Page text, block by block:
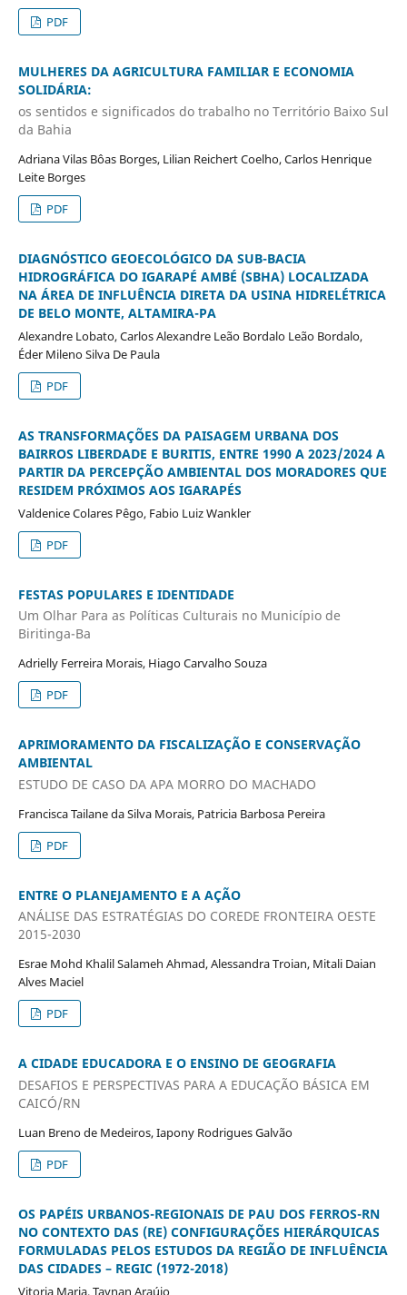
PDF
MULHERES DA AGRICULTURA FAMILIAR E ECONOMIA
SOLIDÁRIA:
os sentidos e significados do trabalho no Território Baixo Sul
da Bahia
Adriana Vilas Bôas Borges, Lilian Reichert Coelho, Carlos Henrique
Leite Borges
PDF
DIAGNÓSTICO GEOECOLÓGICO DA SUB-BACIA
HIDROGRÁFICA DO IGARAPÉ AMBÉ (SBHA) LOCALIZADA
NA ÁREA DE INFLUÊNCIA DIRETA DA USINA HIDRELÉTRICA
DE BELO MONTE, ALTAMIRA-PA
Alexandre Lobato, Carlos Alexandre Leão Bordalo Leão Bordalo,
Éder Mileno Silva De Paula
PDF
AS TRANSFORMAÇÕES DA PAISAGEM URBANA DOS
BAIRROS LIBERDADE E BURITIS, ENTRE 1990 A 2023/2024 A
PARTIR DA PERCEPÇÃO AMBIENTAL DOS MORADORES QUE
RESIDEM PRÓXIMOS AOS IGARAPÉS
Valdenice Colares Pêgo, Fabio Luiz Wankler
PDF
FESTAS POPULARES E IDENTIDADE
Um Olhar Para as Políticas Culturais no Município de
Biritinga-Ba
Adrielly Ferreira Morais, Hiago Carvalho Souza
PDF
APRIMORAMENTO DA FISCALIZAÇÃO E CONSERVAÇÃO
AMBIENTAL
ESTUDO DE CASO DA APA MORRO DO MACHADO
Francisca Tailane da Silva Morais, Patricia Barbosa Pereira
PDF
ENTRE O PLANEJAMENTO E A AÇÃO
ANÁLISE DAS ESTRATÉGIAS DO COREDE FRONTEIRA OESTE
2015-2030
Esrae Mohd Khalil Salameh Ahmad, Alessandra Troian, Mitali Daian
Alves Maciel
PDF
A CIDADE EDUCADORA E O ENSINO DE GEOGRAFIA
DESAFIOS E PERSPECTIVAS PARA A EDUCAÇÃO BÁSICA EM
CAICÓ/RN
Luan Breno de Medeiros, Iapony Rodrigues Galvão
PDF
OS PAPÉIS URBANOS-REGIONAIS DE PAU DOS FERROS-RN
NO CONTEXTO DAS (RE) CONFIGURAÇÕES HIERÁRQUICAS
FORMULADAS PELOS ESTUDOS DA REGIÃO DE INFLUÊNCIA
DAS CIDADES – REGIC (1972-2018)
Vitoria Maria, Taynan Araújo